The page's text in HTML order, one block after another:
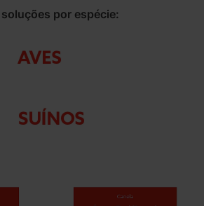
soluções por espécie: